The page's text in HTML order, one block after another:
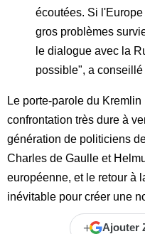
écoutées. Si
gros problèmes
le dialogue avec la
possible", a conseillé
Le porte-parole du
confrontation très dure à
génération de politiciens
Charles de Gaulle et
européenne, et le retour à
inévitable pour créer une
+ Ajouter